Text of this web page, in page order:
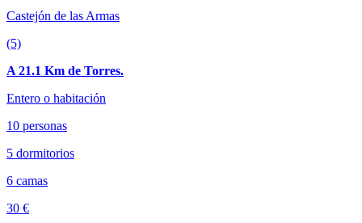
Castejón de las Armas
(5)
A 21.1 Km de Torres.
Entero o habitación
10 personas
5 dormitorios
6 camas
30 €